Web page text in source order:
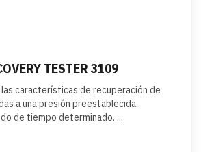
TESTER 3109
características de recuperación de
a una presión preestablecida
de tiempo determinado. ...